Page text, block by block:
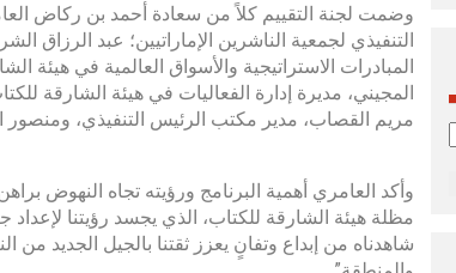
وضمت لجنة التقييم كلاً من سعادة أحمد بن ركاض
التنفيذي لجمعية الناشرين الإماراتيين؛ عبد الرزاق
المبادرات الاستراتيجية والأسواق العالمية في هيئة
المجيني، مديرة إدارة الفعاليات في هيئة الشارقة
مريم القصاب، مدير مكتب الرئيس التنفيذي، ومنصور
وأكد العامري أهمية البرنامج ورؤيته تجاه النهوض
مظلة هيئة الشارقة للكتاب، الذي يجسد رؤيتنا
شاهدناه من إبداع وتفانٍ يعزز ثقتنا بالجيل الجديد من